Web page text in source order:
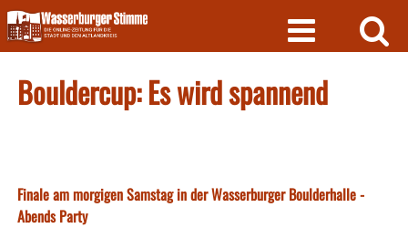
Skip
to
content
Bouldercup: Es wird spannend
Finale am morgigen Samstag in der Wasserburger Boulderhalle -
Abends Party